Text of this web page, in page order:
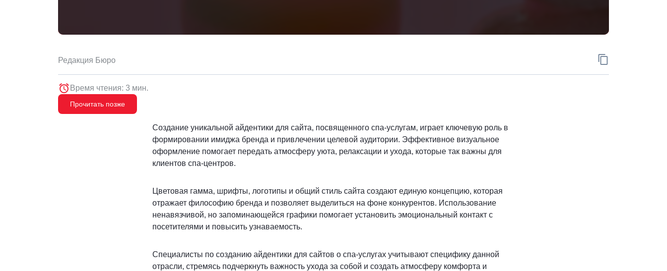
Редакция Бюро Скопировать
Время чтения: 3 мин.
Прочитать позже
Создание уникальной айдентики для сайта, посвященного спа-услугам, играет ключевую роль в
формировании имиджа бренда и привлечении целевой аудитории. Эффективное визуальное
оформление помогает передать атмосферу уюта, релаксации и ухода, которые так важны для
клиентов спа-центров.
Цветовая гамма, шрифты, логотипы и общий стиль сайта создают единую концепцию, которая
отражает философию бренда и позволяет выделиться на фоне конкурентов. Использование
ненавязчивой, но запоминающейся графики помогает установить эмоциональный контакт с
посетителями и повысить узнаваемость.
Специалисты по созданию айдентики для сайтов о спа-услугах учитывают специфику данной
отрасли, стремясь подчеркнуть важность ухода за собой и создать атмосферу комфорта и